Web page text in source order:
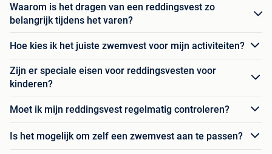
Waarom is het dragen van een reddingsvest zo
belangrijk tijdens het varen?
Hoe kies ik het juiste zwemvest voor mijn activiteiten?
Zijn er speciale eisen voor reddingsvesten voor
kinderen?
Moet ik mijn reddingsvest regelmatig controleren?
Is het mogelijk om zelf een zwemvest aan te passen?